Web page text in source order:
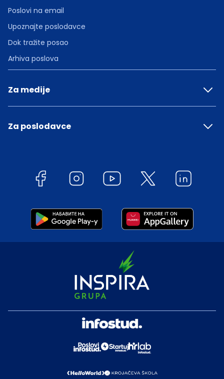
Poslovi na email
Upoznajte poslodavce
Dok tražite posao
Arhiva poslova
Za medije
Za poslodavce